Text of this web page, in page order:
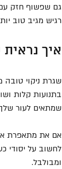
גם שפשוף חזק
רגיש מגיב טוב
איך
שגרת ניקוי
בתנועות קלות
שמתאים לעור
אם את מתאפרת או
לחשוב על יסודי
ומבולבל.